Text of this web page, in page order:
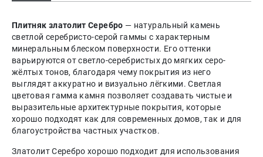
Плитняк златолит Серебро — натуральный камень
светлой серебристо-серой гаммы с характерным
минеральным блеском поверхности. Его оттенки
варьируются от светло-серебристых до мягких серо-
жёлтых тонов, благодаря чему покрытия из него
выглядят аккуратно и визуально лёгкими. Светлая
цветовая гамма камня позволяет создавать чистые и
выразительные архитектурные покрытия, которые
хорошо подходят как для современных домов, так и для
благоустройства частных участков.
Златолит Серебро хорошо подходит для использования